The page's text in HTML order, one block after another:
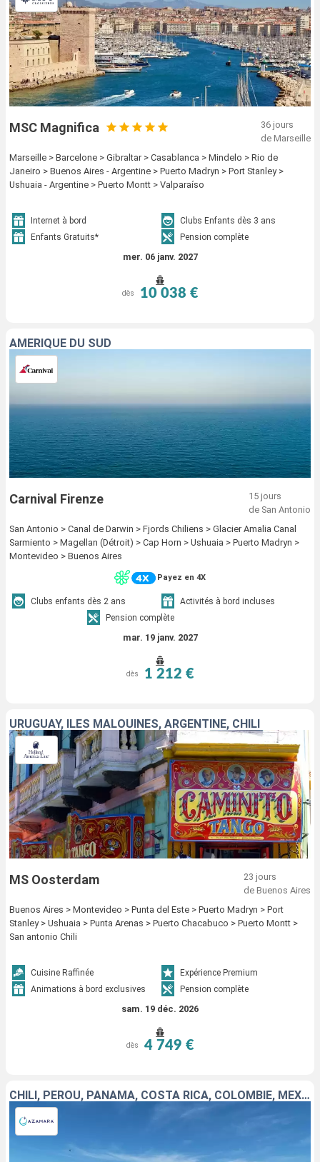
MSC Magnifica
36 jours
de Marseille
Marseille > Barcelone > Gibraltar > Casablanca > Mindelo > Rio de
Janeiro > Buenos Aires - Argentine > Puerto Madryn > Port Stanley >
Ushuaia - Argentine > Puerto Montt > Valparaíso
Internet à bord
Clubs Enfants dès 3 ans
Enfants Gratuits*
Pension complète
mer. 06 janv. 2027
dès 10 038 €
AMÉRIQUE DU SUD
Carnival Firenze
15 jours
de San Antonio
San Antonio > Canal de Darwin > Fjords Chiliens > Glacier Amalia Canal
Sarmiento > Magellan (Détroit) > Cap Horn > Ushuaia > Puerto Madryn >
Montevideo > Buenos Aires
Payez en 4X
Clubs enfants dès 2 ans
Activités à bord incluses
Pension complète
mar. 19 janv. 2027
dès 1 212 €
URUGUAY, ÎLES MALOUINES, ARGENTINE, CHILI
MS Oosterdam
23 jours
de Buenos Aires
Buenos Aires > Montevideo > Punta del Este > Puerto Madryn > Port
Stanley > Ushuaia > Punta Arenas > Puerto Chacabuco > Puerto Montt >
San antonio Chili
Cuisine Raffinée
Expérience Premium
Animations à bord exclusives
Pension complète
sam. 19 déc. 2026
dès 4 749 €
CHILI, PÉROU, PANAMA, COSTA RICA, COLOMBIE, MEXIQUE, ÉTATS-UNIS